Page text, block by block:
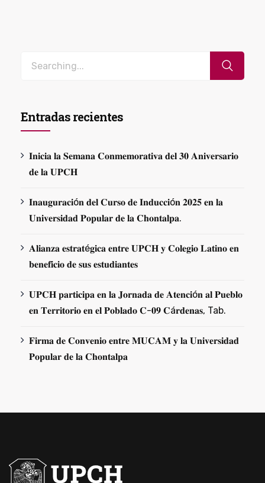
Entradas recientes
𝐈𝐧𝐢𝐜𝐢𝐚 𝐥𝐚 𝐒𝐞𝐦𝐚𝐧𝐚 𝐂𝐨𝐧𝐦𝐞𝐦𝐨𝐫𝐚𝐭𝐢𝐯𝐚 𝐝𝐞𝐥 𝟑𝟎 𝐀𝐧𝐢𝐯𝐞𝐫𝐬𝐚𝐫𝐢𝐨
𝐝𝐞 𝐥𝐚 𝐔𝐏𝐂𝐇
𝐈𝐧𝐚𝐮𝐠𝐮𝐫𝐚𝐜𝐢ó𝐧 𝐝𝐞𝐥 𝐂𝐮𝐫𝐬𝐨 𝐝𝐞 𝐈𝐧𝐝𝐮𝐜𝐜𝐢ó𝐧 𝟐𝟎𝟐𝟓 𝐞𝐧 𝐥𝐚
𝐔𝐧𝐢𝐯𝐞𝐫𝐬𝐢𝐝𝐚𝐝 𝐏𝐨𝐩𝐮𝐥𝐚𝐫 𝐝𝐞 𝐥𝐚 𝐂𝐡𝐨𝐧𝐭𝐚𝐥𝐩𝐚.
𝐀𝐥𝐢𝐚𝐧𝐳𝐚 𝐞𝐬𝐭𝐫𝐚𝐭é𝐠𝐢𝐜𝐚 𝐞𝐧𝐭𝐫𝐞 𝐔𝐏𝐂𝐇 𝐲 𝐂𝐨𝐥𝐞𝐠𝐢𝐨 𝐋𝐚𝐭𝐢𝐧𝐨 𝐞𝐧
𝐛𝐞𝐧𝐞𝐟𝐢𝐜𝐢𝐨 𝐝𝐞 𝐬𝐮𝐬 𝐞𝐬𝐭𝐮𝐝𝐢𝐚𝐧𝐭𝐞𝐬
𝐔𝐏𝐂𝐇 𝐩𝐚𝐫𝐭𝐢𝐜𝐢𝐩𝐚 𝐞𝐧 𝐥𝐚 𝐉𝐨𝐫𝐧𝐚𝐝𝐚 𝐝𝐞 𝐀𝐭𝐞𝐧𝐜𝐢ó𝐧 𝐚𝐥 𝐏𝐮𝐞𝐛𝐥𝐨
𝐞𝐧 𝐓𝐞𝐫𝐫𝐢𝐭𝐨𝐫𝐢𝐨 𝐞𝐧 𝐞𝐥 𝐏𝐨𝐛𝐥𝐚𝐝𝐨 𝐂-𝟎𝟗 𝐂á𝐫𝐝𝐞𝐧𝐚𝐬, Tab.
𝐅𝐢𝐫𝐦𝐚 𝐝𝐞 𝐂𝐨𝐧𝐯𝐞𝐧𝐢𝐨 𝐞𝐧𝐭𝐫𝐞 𝐌𝐔𝐂𝐀𝐌 𝐲 𝐥𝐚 𝐔𝐧𝐢𝐯𝐞𝐫𝐬𝐢𝐝𝐚𝐝
𝐏𝐨𝐩𝐮𝐥𝐚𝐫 𝐝𝐞 𝐥𝐚 𝐂𝐡𝐨𝐧𝐭𝐚𝐥𝐩𝐚